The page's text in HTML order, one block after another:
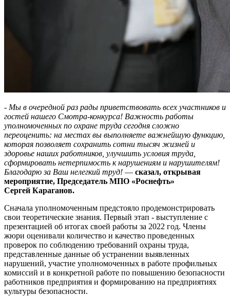
- Мы в очередной раз рады приветствовать всех участников и
гостей нашего Смотра-конкурса! Важность работы
уполномоченных по охране труда сегодня сложно
переоценить: на местах вы выполняете важнейшую функцию,
которая позволяет сохранить сотни тысяч жизней и
здоровье наших работников, улучшить условия труда,
сформировать нетерпимость к нарушениям и нарушителям!
Благодарю за Ваш нелегкий труд! — сказал, открывая
мероприятие, Председатель МПО «Роснефть»
Сергей Караганов.
Сначала уполномоченным предстояло продемонстрировать
свои теоретические знания. Первый этап - выступление с
презентацией об итогах своей работы за 2022 год. Члены
жюри оценивали количество и качество проведенных
проверок по соблюдению требований охраны труда,
представленные данные об устранении выявленных
нарушений, участие уполномоченных в работе профильных
комиссий и в конкретной работе по повышению безопасности
работников предприятия и формированию на предприятиях
культуры безопасности.